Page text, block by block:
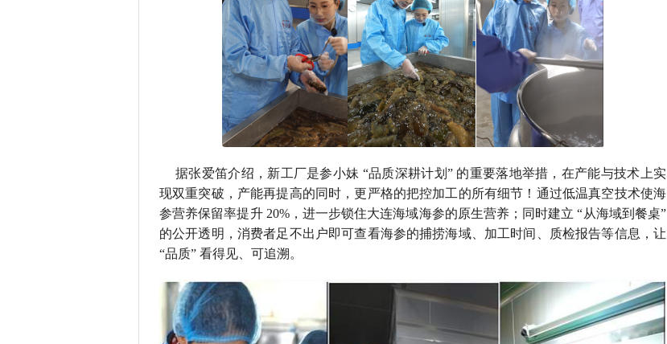
据张爱笛介绍，新工厂是参小妹 “品质深耕计划” 的重要落地举措，在产能与技术上实
现双重突破，产能再提高的同时，更严格的把控加工的所有细节！通过低温真空技术使海
参营养保留率提升 20%，进一步锁住大连海域海参的原生营养；同时建立 “从海域到餐桌”
的公开透明，消费者足不出户即可查看海参的捕捞海域、加工时间、质检报告等信息，让
“品质” 看得见、可追溯。